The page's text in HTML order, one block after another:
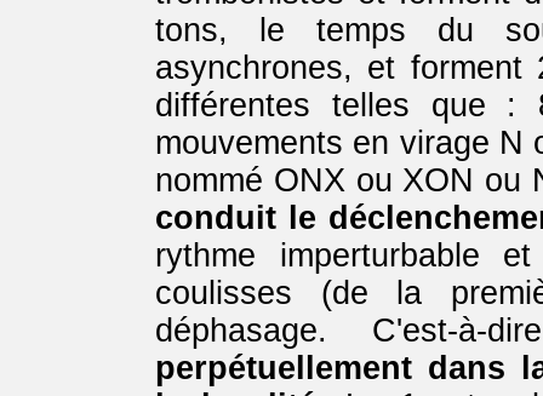
tons, le temps du
asynchrones, et
différentes telles que :
mouvements en virage N
nommé ONX ou XON
conduit le
rythme imperturbable
coulisses (de la
déphasage. C'est-
perpétuellement dans